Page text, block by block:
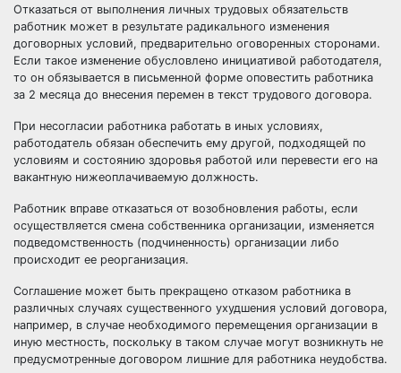
Отказаться от выполнения личных трудовых обязательств
работник может в результате радикального изменения
договорных условий, предварительно оговоренных сторонами.
Если такое изменение обусловлено инициативой работодателя,
то он обязывается в письменной форме оповестить работника
за 2 месяца до внесения перемен в текст трудового договора.
При несогласии работника работать в иных условиях,
работодатель обязан обеспечить ему другой, подходящей по
условиям и состоянию здоровья работой или перевести его на
вакантную нижеоплачиваемую должность.
Работник вправе отказаться от возобновления работы, если
осуществляется смена собственника организации, изменяется
подведомственность (подчиненность) организации либо
происходит ее реорганизация.
Соглашение может быть прекращено отказом работника в
различных случаях существенного ухудшения условий договора,
например, в случае необходимого перемещения организации в
иную местность, поскольку в таком случае могут возникнуть не
предусмотренные договором лишние для работника неудобства.